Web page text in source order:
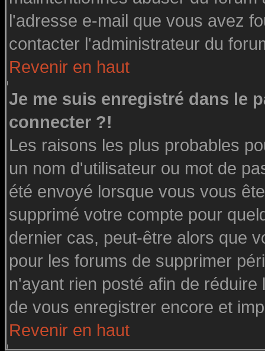
l'adresse e-mail que vous avez
contacter l'administrateur du
Revenir en haut
Je me suis enregistré dans le
connecter ?!
Les raisons les plus probables
un nom d'utilisateur ou mot de
été envoyé lorsque vous vous
supprimé votre compte pour
dernier cas, peut-être alors que
pour les forums de supprimer
n'ayant rien posté afin de
de vous enregistrer encore et
Revenir en haut